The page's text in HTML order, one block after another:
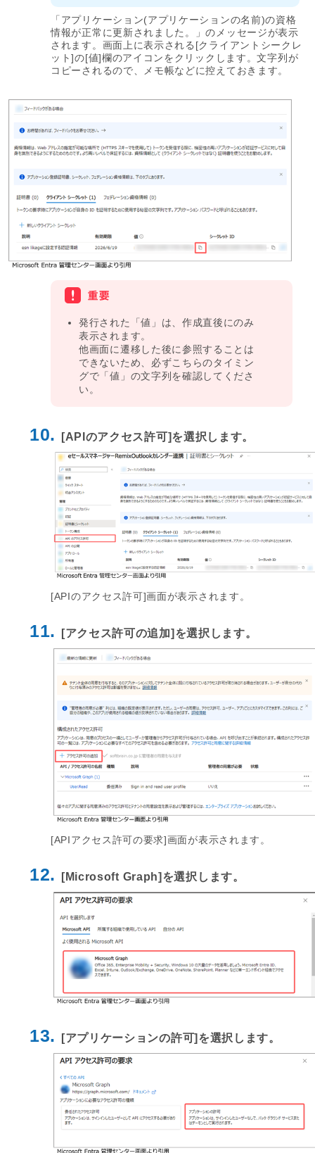
「アプリケーション(アプリケーションの名前)の資格
情報が正常に更新されました。」のメッセージが表示
されます。画面上に表示される[クライアントシークレ
ット]の[値]欄のアイコンをクリックします。文字列が
コピーされるので、メモ帳などに控えておきます。
発行された「値」は、作成直後にのみ
表示されます。
他画面に遷移した後に参照することは
できないため、必ずこちらのタイミン
グで「値」の文字列を確認してくださ
い。
10. [APIのアクセス許可]を選択します。
[APIのアクセス許可]画面が表示されます。
11. [アクセス許可の追加]を選択します。
[APIアクセス許可の要求]画面が表示されます。
12. [Microsoft Graph]を選択します。
13. [アプリケーションの許可]を選択します。